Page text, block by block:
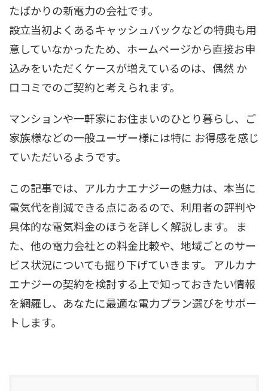
たばかりの新電力の会社です。
設立当初よくあるキャッシュバックなどの特典も用
意していなかったため、ホームページから直接お申
込みをいただくケースが増えているのは、偶然 か
口コミでのご契約と考えられます。
マンションや一軒家にお住まいのひとり暮らし、ご
家族様などの一般ユーザー様には特に お得感を感じ
ていただいるようです。
この記事では、アルカナエナジーの魅力は、本当に
電気代を削減できる点にあるので、利用者の評判や
具体的な電気料金のほうを詳しく解説します。 ま
た、他の電力会社との料金比較や、地域ごとのサー
ビス状況についても掘り下げていきます。 アルカナ
エナジーの契約を検討する上で知っておきたい情報
を網羅し、あなたに最適な電力プラン選びをサポー
トします。